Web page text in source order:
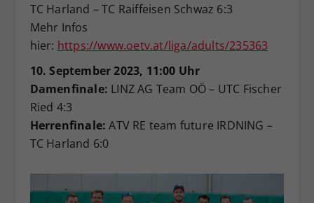
TC Harland – TC Raiffeisen Schwaz 6:3
Mehr Infos
hier: https://www.oetv.at/liga/adults/235363
10. September 2023, 11:00 Uhr
Damenfinale: LINZ AG Team OÖ – UTC Fischer
Ried 4:3
Herrenfinale: ATV RE team future IRDNING –
TC Harland 6:0